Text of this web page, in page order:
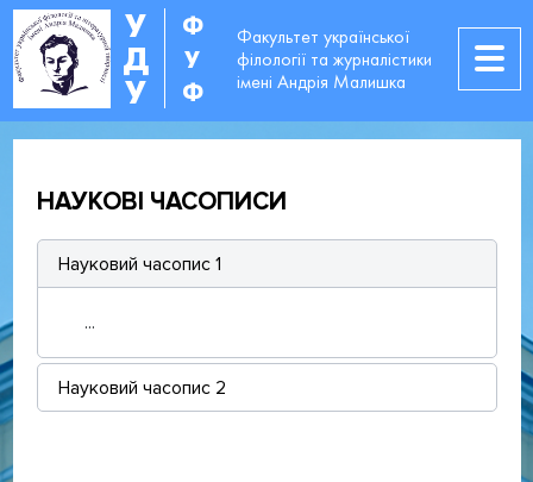
У
Д
У
Ф
У
Ф
Факультет української
філології та журналістики
імені Андрія Малишка
НАУКОВІ ЧАСОПИСИ
Науковий часопис 1
...
Науковий часопис 2